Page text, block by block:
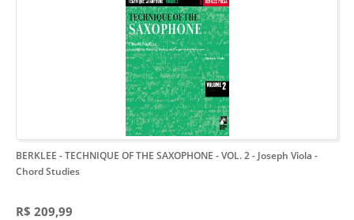
BERKLEE - TECHNIQUE OF THE SAXOPHONE - VOL. 2 - Joseph Viola -
Chord Studies
R$ 209,99